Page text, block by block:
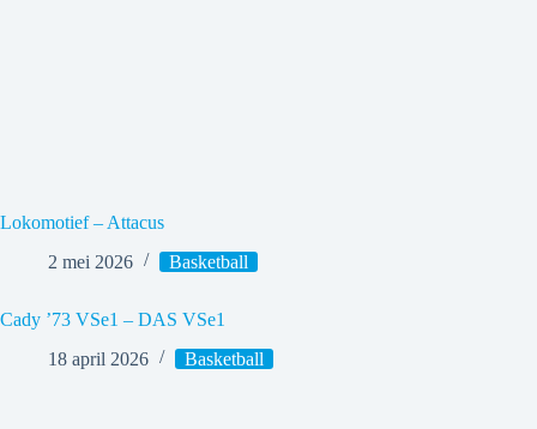
Lokomotief – Attacus
2 mei 2026
Basketball
Cady ’73 VSe1 – DAS VSe1
18 april 2026
Basketball